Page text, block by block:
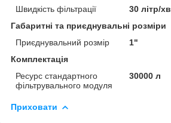
Швидкість фільтрації
30 літр/хв
Габаритні та приєднувальні розміри
Приєднувальний розмір
1"
Комплектація
Ресурс стандартного
фільтрувального модуля
30000 л
Приховати